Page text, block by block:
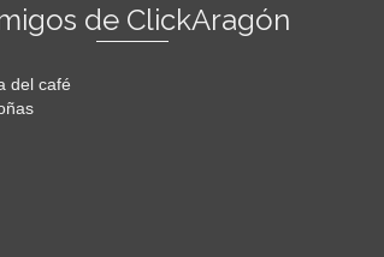
de ClickAragón
del café